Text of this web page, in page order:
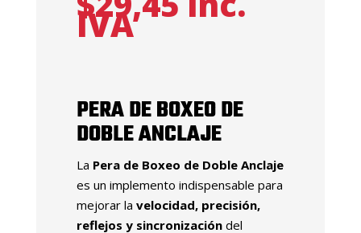
IVA
PERA DE BOXEO DE
DOBLE ANCLAJE
La Pera de Boxeo de Doble Anclaje
es un implemento indispensable para
mejorar la velocidad, precisión,
reflejos y sincronizacióndel